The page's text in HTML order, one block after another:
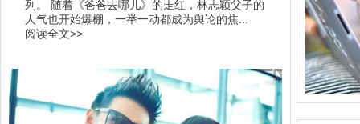
列。 随着《爸爸去哪儿》的走红，林志颖父子的
人气也开始爆棚，一举一动都成为舆论的焦...
阅读全文>>